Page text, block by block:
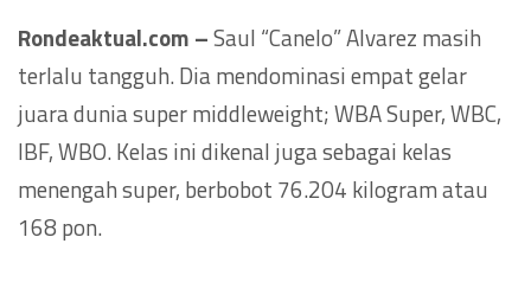
Rondeaktual.com –Saul “Canelo” Alvarez masih
terlalu tangguh. Dia mendominasi empat gelar
juara dunia super middleweight; WBA Super, WBC,
IBF, WBO. Kelas ini dikenal juga sebagai kelas
menengah super, berbobot 76.204 kilogram atau
168 pon.